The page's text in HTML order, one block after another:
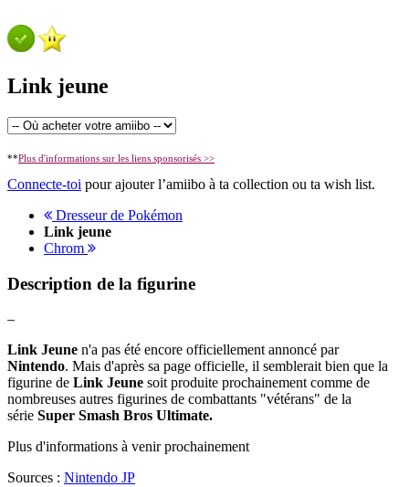
Link jeune
**Plus d'informations sur les liens sponsorisés >>
Connecte-toi pour ajouter l’amiibo à ta collection ou ta wish list.
Dresseur de Pokémon
Link jeune
Chrom
Description de la figurine
–
Link Jeune n'a pas été encore officiellement annoncé par
Nintendo. Mais d'après sa page officielle, il semblerait bien que la
figurine de Link Jeune soit produite prochainement comme de
nombreuses autres figurines de combattants "vétérans" de la
série Super Smash Bros Ultimate.
Plus d'informations à venir prochainement
Sources : Nintendo JP